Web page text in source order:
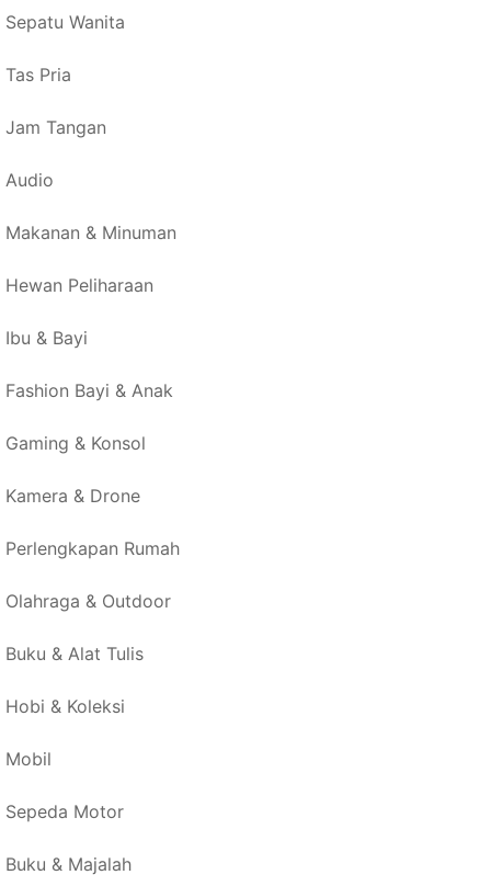
Sepatu Wanita
Tas Pria
Jam Tangan
Audio
Makanan & Minuman
Hewan Peliharaan
Ibu & Bayi
Fashion Bayi & Anak
Gaming & Konsol
Kamera & Drone
Perlengkapan Rumah
Olahraga & Outdoor
Buku & Alat Tulis
Hobi & Koleksi
Mobil
Sepeda Motor
Buku & Majalah